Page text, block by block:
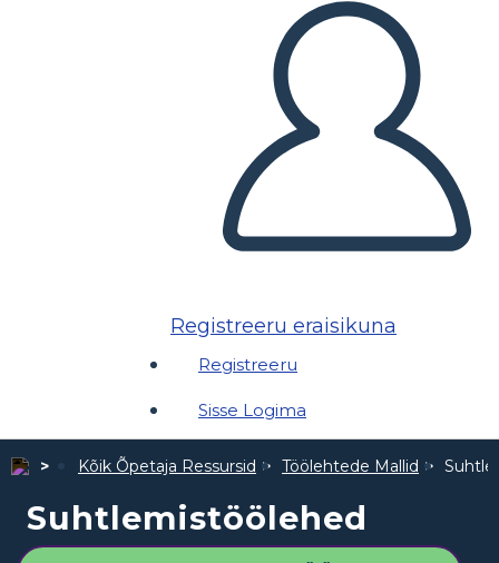
Registreeru eraisikuna
Registreeru
Sisse Logima
Kõik Õpetaja Ressursid Töölehtede Mallid
Suhtlemistöölehed